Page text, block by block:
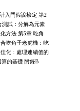
入門假說檢定 第2
測試：分解為元素
方法 第5章 吃角
吃角子老虎機：吃
化：處理連續值的
的基礎 附錄B